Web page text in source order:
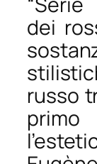
dei
russo
primo